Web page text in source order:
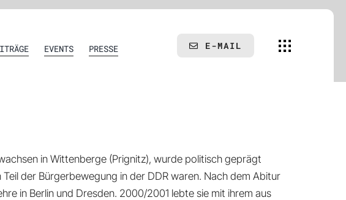
EVENTS PRESSE E-MAIL
in Wittenberge (Prignitz), wurde politisch geprägt
der Bürgerbewegung in der DDR waren. Nach dem Abitur
in Berlin und Dresden. 2000/2001 lebte sie mit ihrem aus